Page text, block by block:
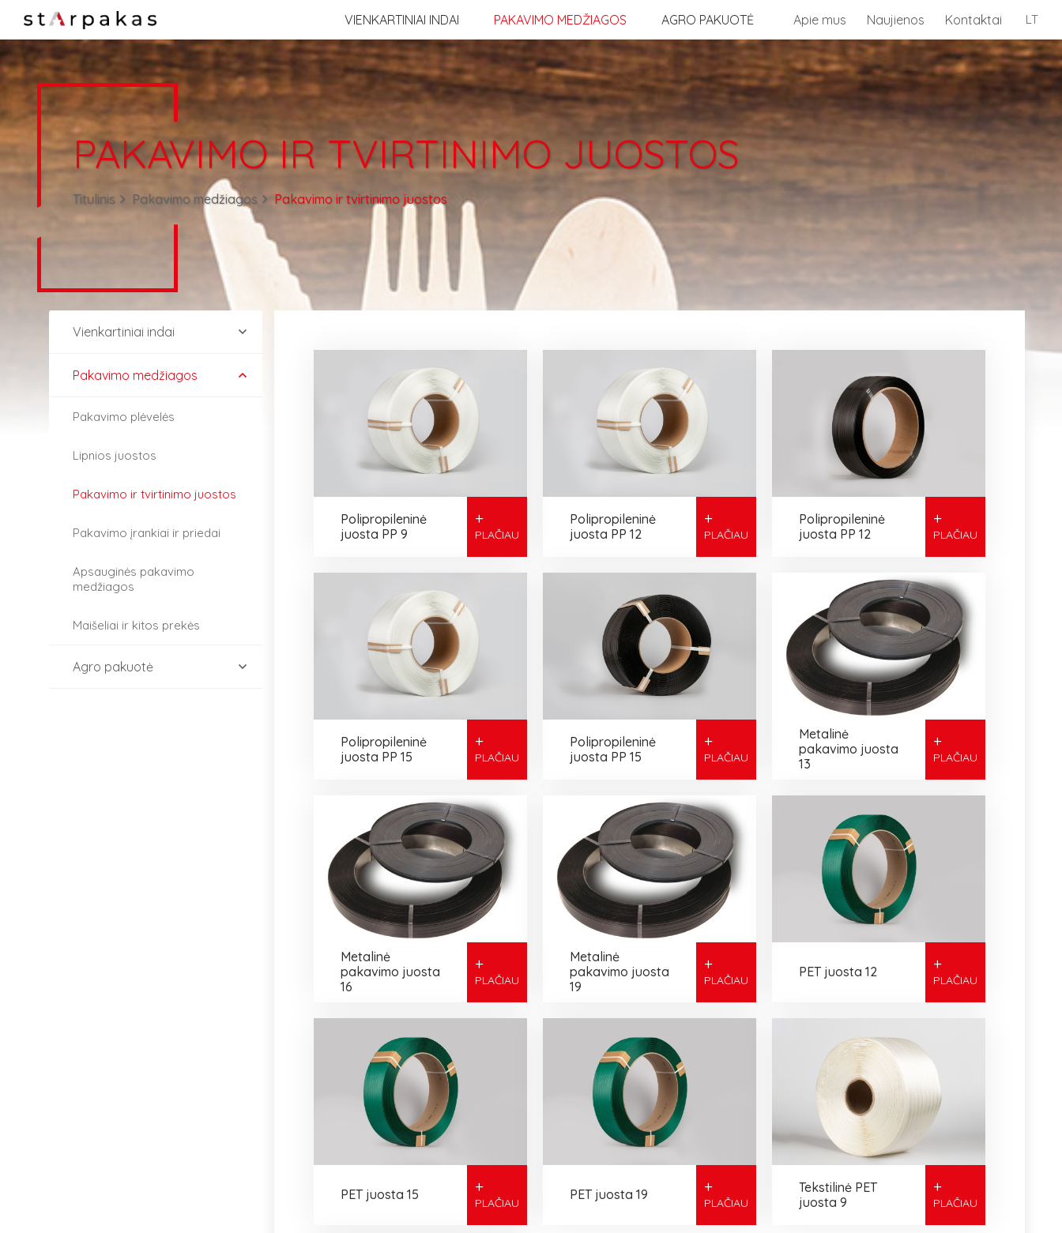
VIENKARTINIAI INDAI PAKAVIMO MEDŽIAGOS AGRO PAKUOTĖ Apie mus Naujienos Kontaktai LT
PAKAVIMO IR TVIRTINIMO JUOSTOS
Titulinis Pakavimo medžiagos Pakavimo ir tvirtinimo juostos
Vienkartiniai indai
Pakavimo medžiagos
Pakavimo plėvelės
Lipnios juostos
Pakavimo ir tvirtinimo juostos
Pakavimo įrankiai ir priedai
Apsauginės pakavimo
medžiagos
Maišeliai ir kitos prekės
Agro pakuotė
Polipropileninė
juosta PP 9
+
PLAČIAU
Polipropileninė
juosta PP 12
+
PLAČIAU
Polipropileninė
juosta PP 12
+
PLAČIAU
Polipropileninė
juosta PP 15
+
PLAČIAU
Polipropileninė
juosta PP 15
+
PLAČIAU
Metalinė
pakavimo juosta
13
+
PLAČIAU
Metalinė
pakavimo juosta
16
+
PLAČIAU
Metalinė
pakavimo juosta
19
+
PLAČIAU
PET juosta 12 +
PLAČIAU
PET juosta 15 +
PLAČIAU
PET juosta 19 +
PLAČIAU
Tekstilinė PET
juosta 9
+
PLAČIAU